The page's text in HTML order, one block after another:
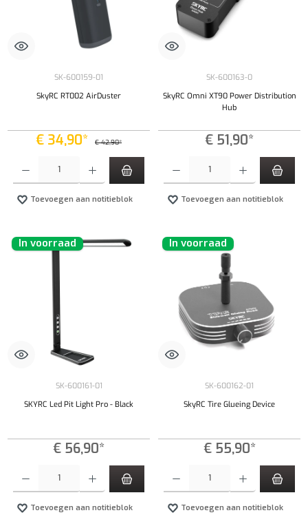
SK-600159-01
SkyRC RT002 AirDuster
€ 34,90* € 42,90*
Toevoegen aan notitieblok
SK-600163-0
SkyRC Omni XT90 Power Distribution
Hub
€ 51,90*
Toevoegen aan notitieblok
In voorraad
SK-600161-01
SKYRC Led Pit Light Pro - Black
€ 56,90*
Toevoegen aan notitieblok
In voorraad
SK-600162-01
SkyRC Tire Glueing Device
€ 55,90*
Toevoegen aan notitieblok